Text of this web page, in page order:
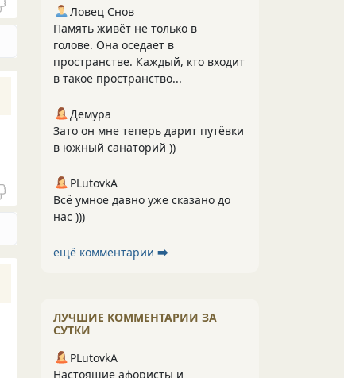
Ловец Снов
Память живёт не только в
голове. Она оседает в
пространстве. Каждый, кто входит
в такое пространство...
Демура
Зато он мне теперь дарит путёвки
в южный санаторий ))
PLutоvkА
Всё умное давно уже сказано до
нас )))
ещё комментарии ⮕
ЛУЧШИЕ КОММЕНТАРИИ ЗА
СУТКИ
PLutоvkА
Настоящие афористы и